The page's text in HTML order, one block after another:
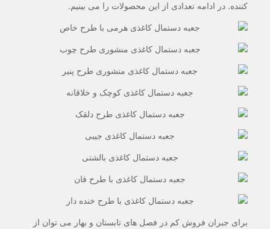
کننده. در ادامه تعدادی از این محصولات را می بینیم.
برای جبران فروش کم در فصل های تابستان و بهار می توان از